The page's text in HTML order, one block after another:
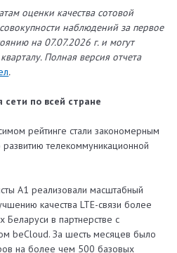
оценки качества сотовой
наблюдений за первое
на 07.07.2026 г. и могут
Полная версия отчета
.
по всей стране
рейтинге стали закономерным
телекоммуникационной
А1 реализовали масштабный
качества LTE-связи более
Беларуси в партнерстве с
beСloud. За шесть месяцев было
на более чем 500 базовых